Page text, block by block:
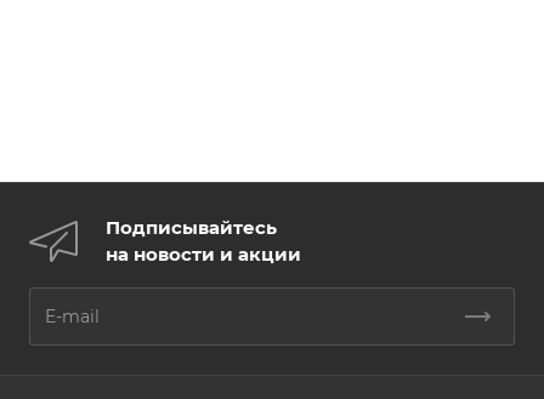
Подписывайтесь
на новости и акции